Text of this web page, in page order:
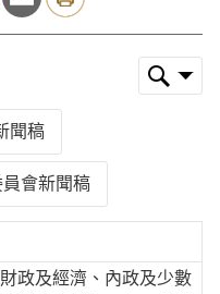
聞稿
員會新聞稿
及經濟、內政及少數